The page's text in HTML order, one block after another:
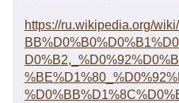
https://ru.wikipedia.org/